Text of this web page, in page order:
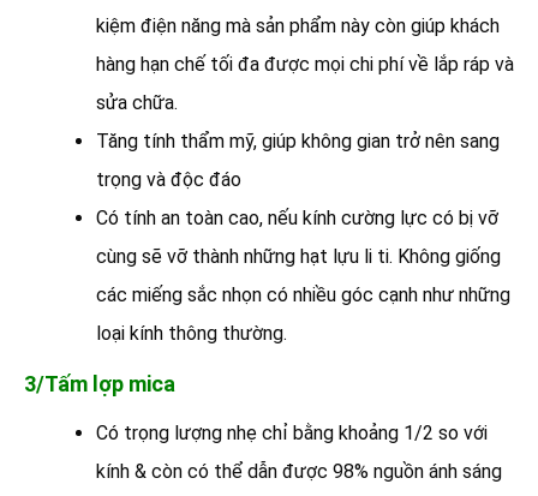
kiệm điện năng mà sản phẩm này còn giúp khách
hàng hạn chế tối đa được mọi chi phí về lắp ráp và
sửa chữa.
Tăng tính thẩm mỹ, giúp không gian trở nên sang
trọng và độc đáo
Có tính an toàn cao, nếu kính cường lực có bị vỡ
cùng sẽ vỡ thành những hạt lựu li ti. Không giống
các miếng sắc nhọn có nhiều góc cạnh như những
loại kính thông thường.
3/Tấm lợp mica
Có trọng lượng nhẹ chỉ bằng khoảng 1/2 so với
kính & còn có thể dẫn được 98% nguồn ánh sáng